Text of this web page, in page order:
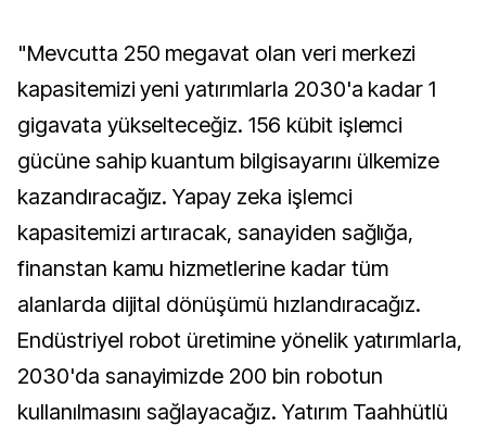
"Mevcutta 250 megavat olan veri merkezi
kapasitemizi yeni yatırımlarla 2030'a kadar 1
gigavata yükselteceğiz. 156 kübit işlemci
gücüne sahip kuantum bilgisayarını ülkemize
kazandıracağız. Yapay zeka işlemci
kapasitemizi artıracak, sanayiden sağlığa,
finanstan kamu hizmetlerine kadar tüm
alanlarda dijital dönüşümü hızlandıracağız.
Endüstriyel robot üretimine yönelik yatırımlarla,
2030'da sanayimizde 200 bin robotun
kullanılmasını sağlayacağız. Yatırım Taahhütlü